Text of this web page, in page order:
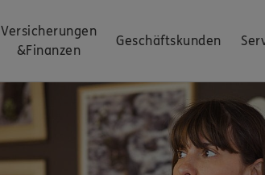
Versicherungen
&Finanzen
Geschäftskunden